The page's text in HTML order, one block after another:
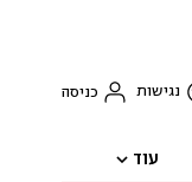
נגישות כניסה
עוד